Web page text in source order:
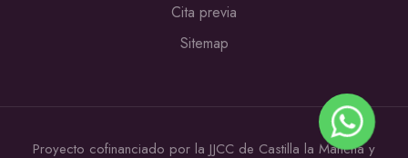
Cita previa
Sitemap
Proyecto cofinanciado por la JJCC de Castilla la Mancha y